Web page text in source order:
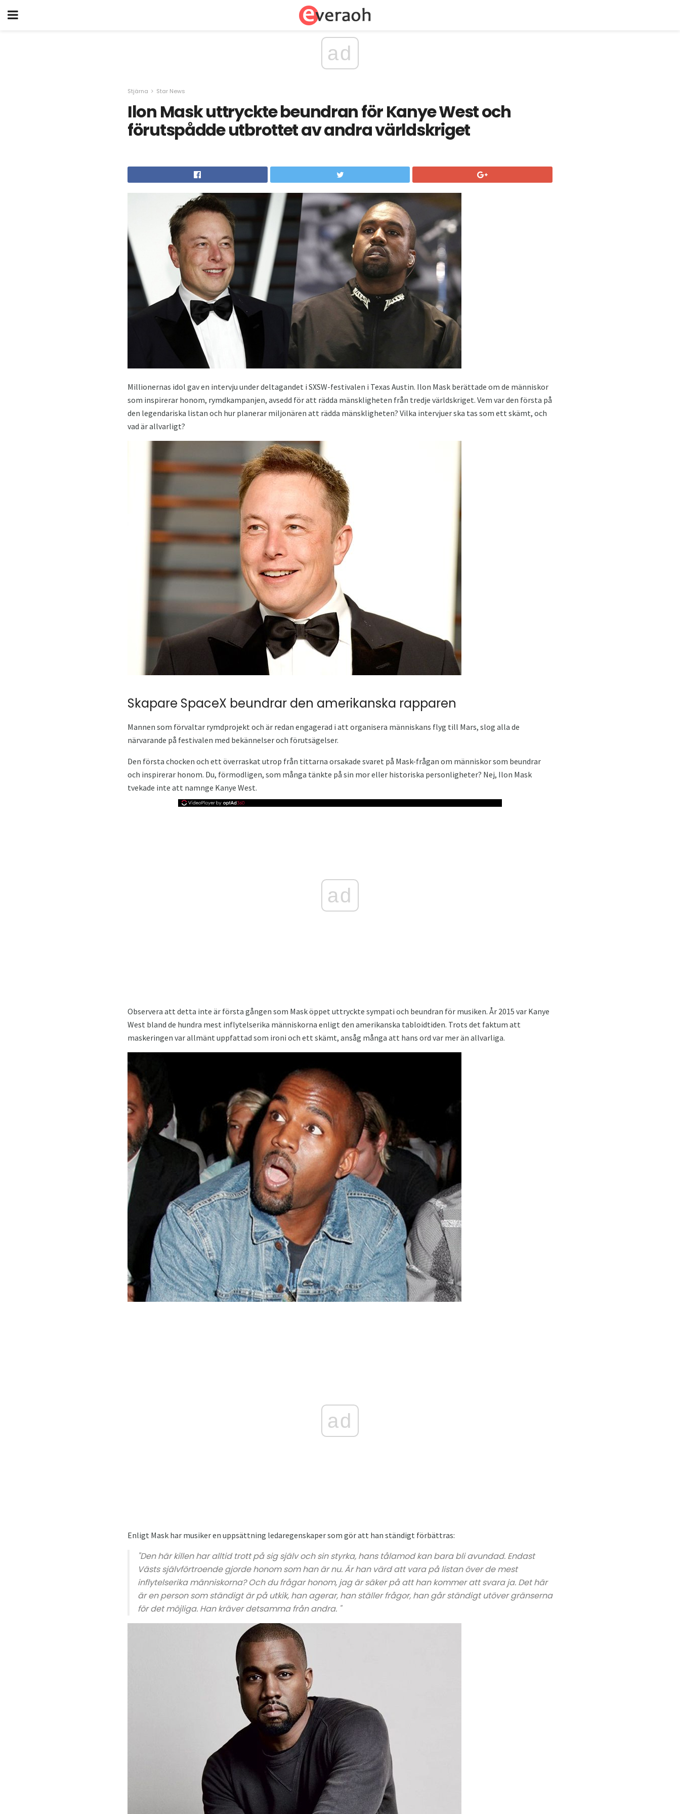
ad
Stjärna Star News
Ilon Mask uttryckte beundran för Kanye West och
förutspådde utbrottet av andra världskriget
Millionernas idol gav en intervju under deltagandet i SXSW-festivalen i Texas Austin. Ilon Mask berättade om de människor
som inspirerar honom, rymdkampanjen, avsedd för att rädda mänskligheten från tredje världskriget. Vem var den första på
den legendariska listan och hur planerar miljonären att rädda mänskligheten? Vilka intervjuer ska tas som ett skämt, och
vad är allvarligt?
Skapare SpaceX beundrar den amerikanska rapparen
Mannen som förvaltar rymdprojekt och är redan engagerad i att organisera människans flyg till Mars, slog alla de
närvarande på festivalen med bekännelser och förutsägelser.
Den första chocken och ett överraskat utrop från tittarna orsakade svaret på Mask-frågan om människor som beundrar
och inspirerar honom. Du, förmodligen, som många tänkte på sin mor eller historiska personligheter? Nej, Ilon Mask
tvekade inte att namnge Kanye West.
ad
Observera att detta inte är första gången som Mask öppet uttryckte sympati och beundran för musiken. År 2015 var Kanye
West bland de hundra mest inflytelserika människorna enligt den amerikanska tabloidtiden. Trots det faktum att
maskeringen var allmänt uppfattad som ironi och ett skämt, ansåg många att hans ord var mer än allvarliga.
ad
Enligt Mask har musiker en uppsättning ledaregenskaper som gör att han ständigt förbättras:
"Den här killen har alltid trott på sig själv och sin styrka, hans tålamod kan bara bli avundad. Endast
Västs självförtroende gjorde honom som han är nu. Är han värd att vara på listan över de mest
inflytelserika människorna? Och du frågar honom, jag är säker på att han kommer att svara ja. Det här
är en person som ständigt är på utkik, han agerar, han ställer frågor, han går ständigt utöver gränserna
för det möjliga. Han kräver detsamma från andra. "